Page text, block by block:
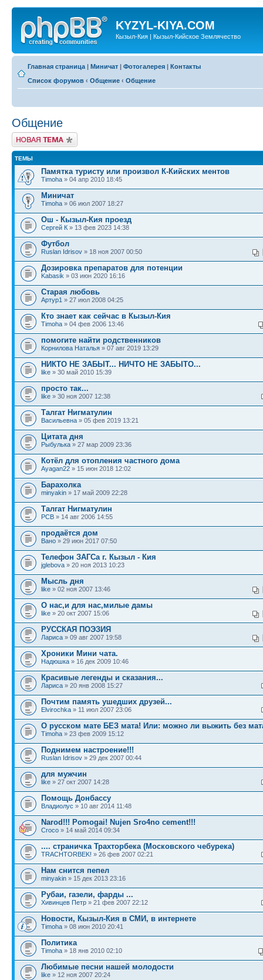
KYZYL-KIYA.COM
Кызыл-Кия | Кызыл-Кийское Землячество
Главная страница | Миничат | Фотогалерея | Контакты
Список форумов ‹ Общение ‹ Общение
Общение
Новая тема
ТЕМЫ
Памятка туристу или произвол К-Кийских ментов
Timoha » 04 апр 2010 18:45
Миничат
Timoha » 06 июл 2007 18:27
Ош - Кызыл-Кия проезд
Сергей К » 13 фев 2023 14:38
Футбол
Ruslan Idrisov » 18 ноя 2007 00:50
Дозировка препаратов для потенции
Kabasik » 03 июн 2020 16:16
Старая любовь
Артур1 » 27 июл 2008 04:25
Кто знает как сейчас в Кызыл-Кия
Timoha » 04 фев 2006 13:46
помогите найти родственников
Корнилова Наталья » 07 авг 2019 13:29
НИКТО НЕ ЗАБЫТ... НИЧТО НЕ ЗАБЫТО...
like » 30 май 2010 15:39
просто так...
like » 30 ноя 2007 12:38
Талгат Нигматулин
Васильевна » 05 фев 2019 13:21
Цитата дня
Рыбулька » 27 мар 2009 23:36
Котёл для отопления частного дома
Ayagan22 » 15 июн 2018 12:02
Барахолка
minyakin » 17 май 2009 22:28
Талгат Нигматулин
PCB » 14 авг 2006 14:55
продаётся дом
Вано » 29 июн 2017 07:50
Телефон ЗАГСа г. Кызыл - Кия
jglebova » 20 ноя 2013 10:23
Мысль дня
like » 02 ноя 2007 13:46
О нас,и для нас,милые дамы
like » 20 окт 2007 15:06
РУССКАЯ ПОЭЗИЯ
Лариса » 09 авг 2007 19:58
Хроники Мини чата.
Надюшка » 16 дек 2009 10:46
Красивые легенды и сказания...
Лариса » 20 янв 2008 15:27
Почтим память ушедших друзей...
Elvirochka » 11 июл 2007 23:06
О русском мате БЕЗ мата! Или: можно ли выжить без
Timoha » 23 фев 2009 15:12
Поднимем настроение!!!
Ruslan Idrisov » 29 дек 2007 00:44
для мужчин
like » 27 окт 2007 14:28
Помощь Донбассу
Владиолус » 10 авг 2014 11:48
Narod!!! Pomogai! Nujen Sro4no cement!!!
Croco » 14 май 2014 09:34
.... страничка Трахторбека (Московского чебурека)
TRACHTORBEK! » 26 фев 2007 02:21
Нам снится пепел
minyakin » 15 дек 2013 23:16
Рубаи, газели, фарды ...
Хивинцев Петр » 21 фев 2007 22:12
Новости, Кызыл-Кия в СМИ, в интернете
Timoha » 08 июн 2010 20:41
Политика
Timoha » 18 янв 2010 02:10
Любимые песни нашей молодости
like » 12 ноя 2007 20:24